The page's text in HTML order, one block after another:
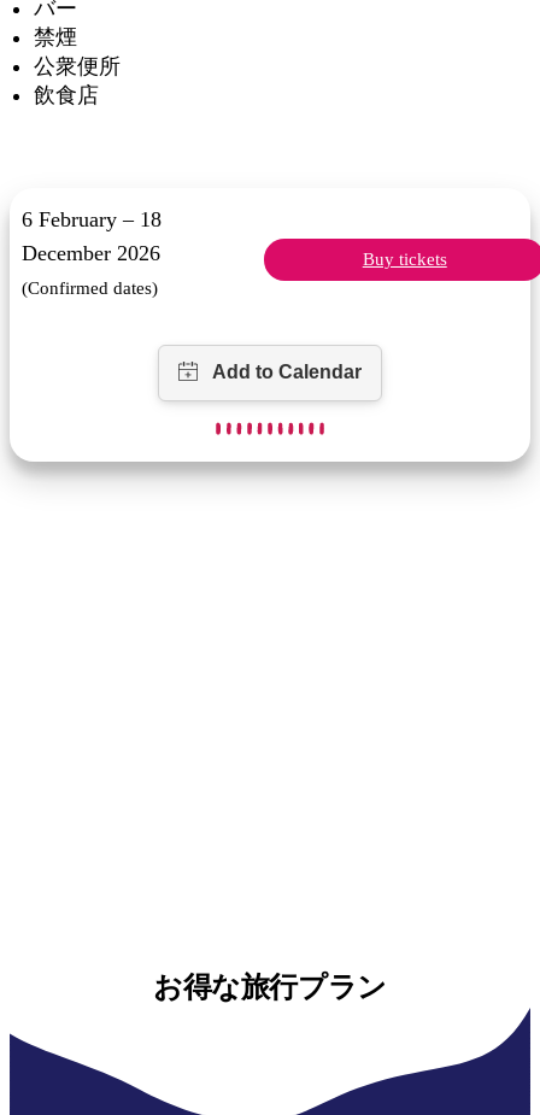
バー
禁煙
公衆便所
飲食店
6 February – 18
December 2026
(Confirmed dates)
Buy tickets
お得な旅行プラン